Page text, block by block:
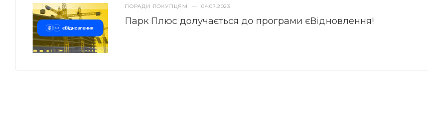
ПОРАДИ ПОКУПЦЯМ — 04.07.2023
Парк Плюс долучається до програми єВідновлення!